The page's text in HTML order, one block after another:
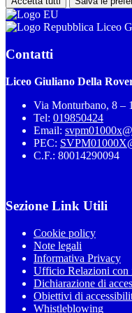
Liceo
Contatti
Liceo Giuliano Della
Via Monturbano, 8 –
Tel: 019850424
Email:
PEC:
C.F.: 80014290094
Sezione Link Utili
Cookie policy
Note legali
Informativa Privacy
Ufficio Relazioni con
Dichiarazione di
Obiettivi di
Whistleblowing